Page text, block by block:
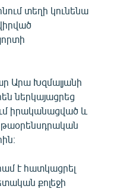
տեղի կունենա
Արա Խզմալյանի
ներկայացրեց
իրականացված և
է հատկացրել
քոլեջի